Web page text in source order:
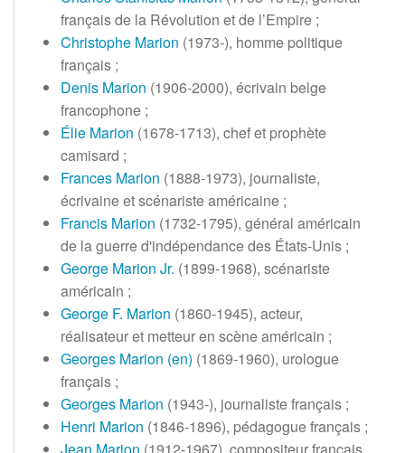
français de la Révolution et de l’Empire ;
Christophe Marion (1973-), homme politique
français ;
Denis Marion (1906-2000), écrivain belge
francophone ;
Élie Marion (1678-1713), chef et prophète
camisard ;
Frances Marion (1888-1973), journaliste,
écrivaine et scénariste américaine ;
Francis Marion (1732-1795), général américain
de la guerre d'indépendance des États-Unis ;
George Marion Jr. (1899-1968), scénariste
américain ;
George F. Marion (1860-1945), acteur,
réalisateur et metteur en scène américain ;
Georges Marion (en) (1869-1960), urologue
français ;
Georges Marion (1943-), journaliste français ;
Henri Marion (1846-1896), pédagogue français ;